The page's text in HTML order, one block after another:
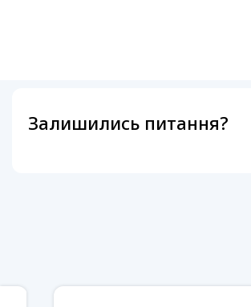
Залишились питання?